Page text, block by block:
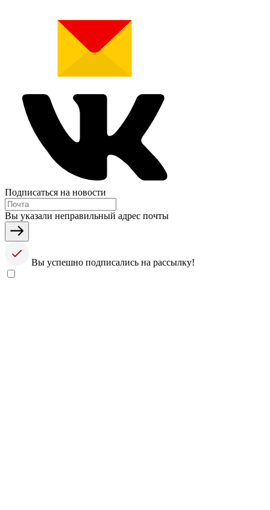
Подписаться на новости
Вы указали неправильный адрес почты
Вы успешно подписались на рассылку!